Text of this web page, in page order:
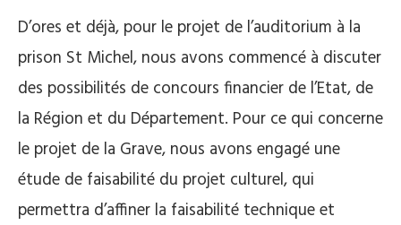
D’ores et déjà, pour le projet de l’auditorium à la
prison St Michel, nous avons commencé à discuter
des possibilités de concours financier de l’Etat, de
la Région et du Département. Pour ce qui concerne
le projet de la Grave, nous avons engagé une
étude de faisabilité du projet culturel, qui
permettra d’affiner la faisabilité technique et